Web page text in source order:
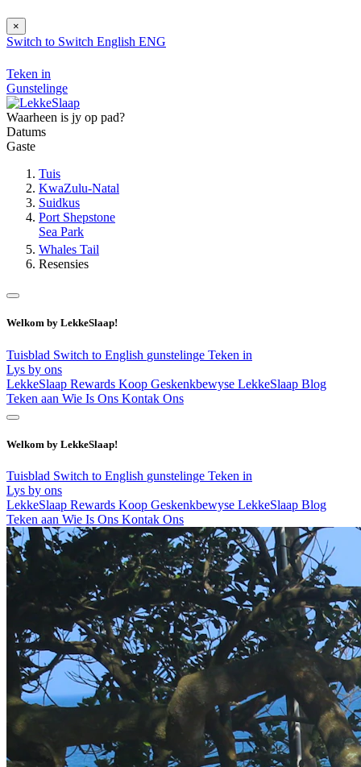
×
Switch to Switch English ENG
Teken in
Gunstelinge
Waarheen is jy op pad?
Datums
Gaste
Tuis
KwaZulu-Natal
Suidkus
Port Shepstone
Sea Park
Whales Tail
Resensies
Welkom by LekkeSlaap!
Tuisblad Switch to English gunstelinge Teken in
Lys by ons
LekkeSlaap Rewards Koop Geskenkbewyse LekkeSlaap Blog
Teken aan Wie Is Ons Kontak Ons
Welkom by LekkeSlaap!
Tuisblad Switch to English gunstelinge Teken in
Lys by ons
LekkeSlaap Rewards Koop Geskenkbewyse LekkeSlaap Blog
Teken aan Wie Is Ons Kontak Ons